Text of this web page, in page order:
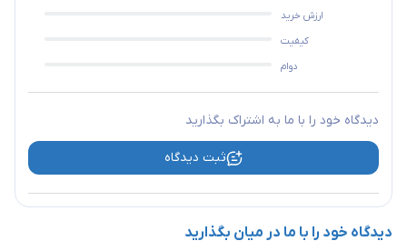
نشانگر LED
ارزش خرید
کیفیت
دوام
دیدگاه خود را با ما به اشتراک بگذارید
ثبت دیدگاه
دیدگاه خود را با ما در میان بگذارید